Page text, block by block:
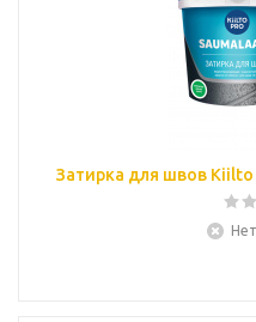
Затирка для швов Kiilto